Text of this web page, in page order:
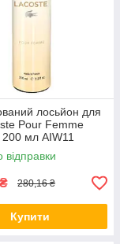
лосьйон для
Pour Femme
мл AIW11
відправки
₴ 280,16 ₴
Купити